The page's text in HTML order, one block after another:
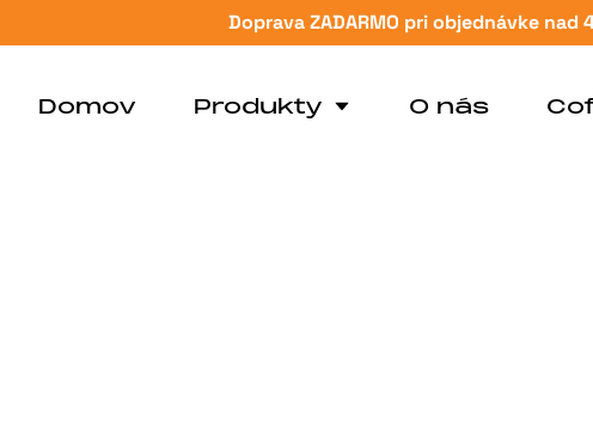
Doprava ZADARMO pri objednávke nad
Domov Produkty O nás